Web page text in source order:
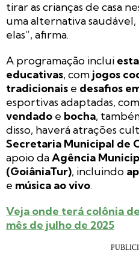
tirar as crianças de casa
uma alternativa
elas”, afirma.
A programação inclui
educativas, com jogos
tradicionais e desafios
esportivas adaptadas,
vendado e bocha,
disso, haverá atrações
Secretaria Municipal de
apoio daAgência
(GoiâniaTur), incluindo
e música ao vivo.
Veja onde terá colônia
mês de julho de 2025